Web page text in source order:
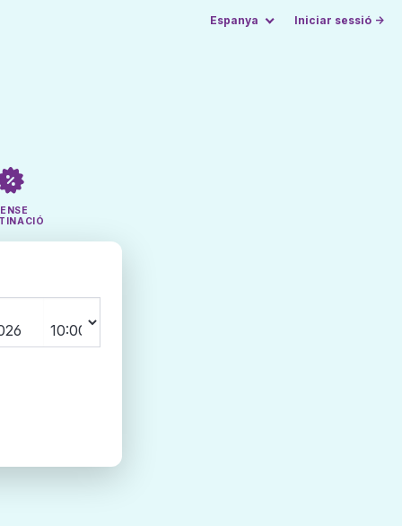
Espanya Iniciar sessió →